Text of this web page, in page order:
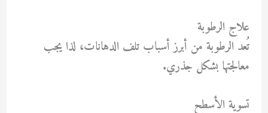
علاج الرطوبة
تُعد الرطوبة من أبرز أسباب تلف الدهانات، لذا يجب
معالجتها بشكل جذري.
تسوية الأسطح